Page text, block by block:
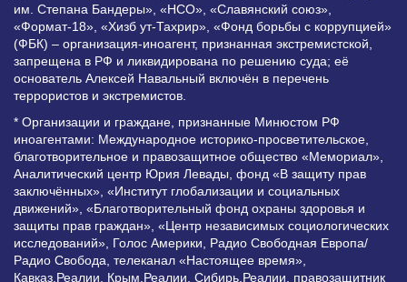
им. Степана Бандеры», «НСО», «Славянский союз»,
«Формат-18», «Хизб ут-Тахрир», «Фонд борьбы с коррупцией»
(ФБК) – организация-иноагент, признанная экстремистской,
запрещена в РФ и ликвидирована по решению суда; её
основатель Алексей Навальный включён в перечень
террористов и экстремистов.
* Организации и граждане, признанные Минюстом РФ
иноагентами: Международное историко-просветительское,
благотворительное и правозащитное общество «Мемориал»,
Аналитический центр Юрия Левады, фонд «В защиту прав
заключённых», «Институт глобализации и социальных
движений», «Благотворительный фонд охраны здоровья и
защиты прав граждан», «Центр независимых социологических
исследований», Голос Америки, Радио Свободная Европа/
Радио Свобода, телеканал «Настоящее время»,
Кавказ.Реалии, Крым.Реалии, Сибирь.Реалии, правозащитник